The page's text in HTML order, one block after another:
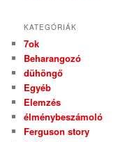
KATEGÓRIÁK
7ok
Beharangozó
dühöngő
Egyéb
Elemzés
élménybeszámoló
Ferguson story